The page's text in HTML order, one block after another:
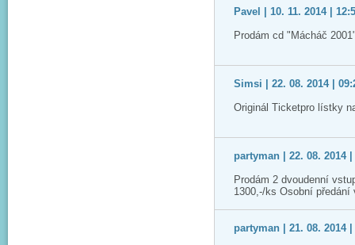
Pavel | 10. 11. 2014 |
Prodám cd "Mácháč
Simsi | 22. 08. 2014 |
Originál Ticketpro lístky
partyman | 22. 08. 2014 |
Prodám 2 dvoudenní
1300,-/ks Osobní
partyman | 21. 08. 2014 |